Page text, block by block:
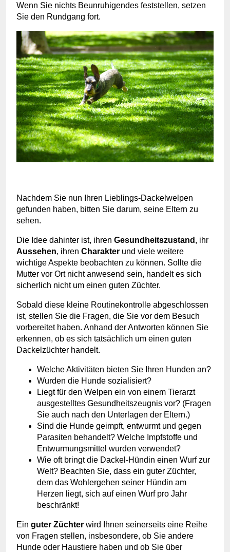
Wenn Sie nichts Beunruhigendes feststellen, setzen
Sie den Rundgang fort.
Nachdem Sie nun Ihren Lieblings-Dackelwelpen
gefunden haben, bitten Sie darum, seine Eltern zu
sehen.
Die Idee dahinter ist, ihren Gesundheitszustand , ihr
Aussehen, ihren Charakter und viele weitere
wichtige Aspekte beobachten zu können. Sollte die
Mutter vor Ort nicht anwesend sein, handelt es sich
sicherlich nicht um einen guten Züchter.
Sobald diese kleine Routinekontrolle abgeschlossen
ist, stellen Sie die Fragen, die Sie vor dem Besuch
vorbereitet haben. Anhand der Antworten können Sie
erkennen, ob es sich tatsächlich um einen guten
Dackelzüchter handelt.
Welche Aktivitäten bieten Sie Ihren Hunden an?
Wurden die Hunde sozialisiert?
Liegt für den Welpen ein von einem Tierarzt
ausgestelltes Gesundheitszeugnis vor? (Fragen
Sie auch nach den Unterlagen der Eltern.)
Sind die Hunde geimpft, entwurmt und gegen
Parasiten behandelt? Welche Impfstoffe und
Entwurmungsmittel wurden verwendet?
Wie oft bringt die Dackel-Hündin einen Wurf zur
Welt? Beachten Sie, dass ein guter Züchter,
dem das Wohlergehen seiner Hündin am
Herzen liegt, sich auf einen Wurf pro Jahr
beschränkt!
Ein guter Züchter wird Ihnen seinerseits eine Reihe
von Fragen stellen, insbesondere, ob Sie andere
Hunde oder Haustiere haben und ob Sie über